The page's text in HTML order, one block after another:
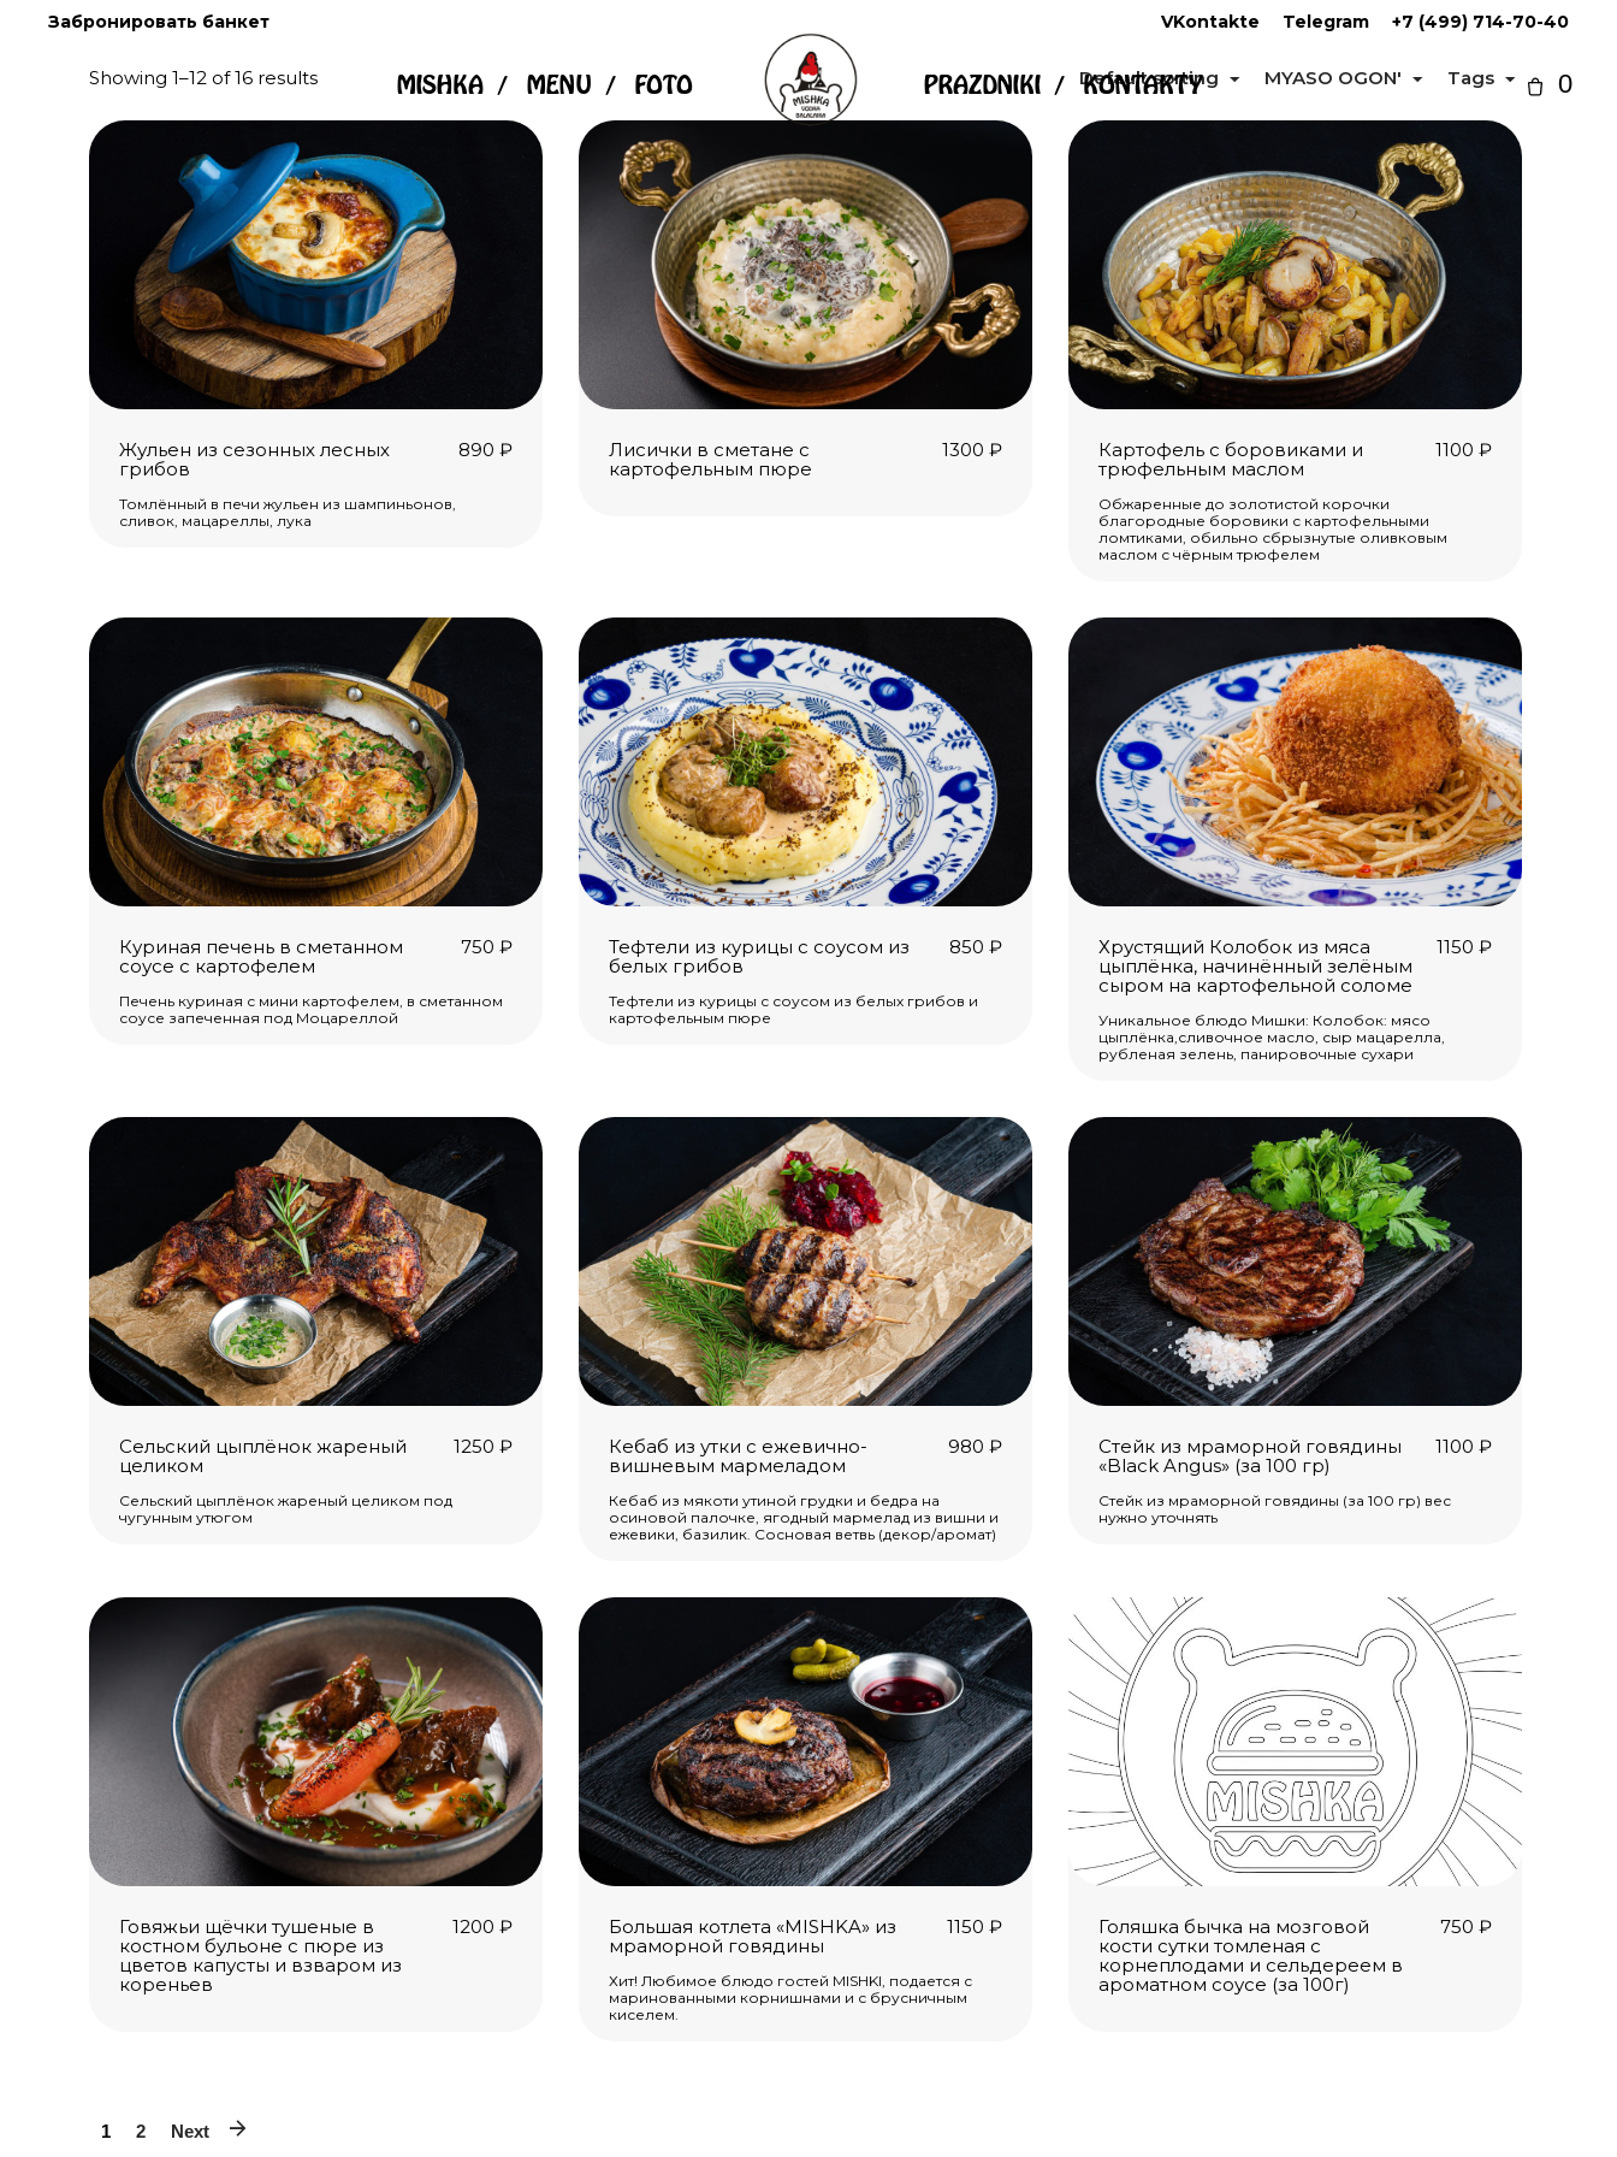
Забронировать банкет VKontakte Telegram +7 (499) 714-70-40
MISHKA MENU FOTO PRAZDNIKI KONTAKTY 0
Showing 1–12 of 16 results Default sorting MYASO OGON' Tags
Жульен из сезонных лесных
грибов
890₽
Томлённый в печи жульен из шампиньонов,
сливок, мацареллы, лука
Лисички в сметане с
картофельным пюре
1300₽
Картофель с боровиками и
трюфельным маслом
1100₽
Обжаренные до золотистой корочки
благородные боровики с картофельными
ломтиками, обильно сбрызнутые оливковым
маслом с чёрным трюфелем
Куриная печень в сметанном
соусе с картофелем
750₽
Печень куриная с мини картофелем, в сметанном
соусе запеченная под Моцареллой
Тефтели из курицы с соусом из
белых грибов
850₽
Тефтели из курицы с соусом из белых грибов и
картофельным пюре
Хрустящий Колобок из мяса
цыплёнка, начинённый зелёным
сыром на картофельной соломе
1150₽
Уникальное блюдо Мишки: Колобок: мясо
цыплёнка,сливочное масло, сыр мацарелла,
рубленая зелень, панировочные сухари
Сельский цыплёнок жареный
целиком
1250₽
Сельский цыплёнок жареный целиком под
чугунным утюгом
Кебаб из утки с ежевично-
вишневым мармеладом
980₽
Кебаб из мякоти утиной грудки и бедра на
осиновой палочке, ягодный мармелад из вишни и
ежевики, базилик. Сосновая ветвь (декор/аромат)
Стейк из мраморной говядины
«Black Angus» (за 100 гр)
1100₽
Стейк из мраморной говядины (за 100 гр) вес
нужно уточнять
Говяжьи щёчки тушеные в
костном бульоне с пюре из
цветов капусты и взваром из
кореньев
1200₽
Большая котлета «MISHKA» из
мраморной говядины
1150₽
Хит! Любимое блюдо гостей MISHKI, подается с
маринованными корнишнами и с брусничным
киселем.
Голяшка бычка на мозговой
кости сутки томленая с
корнеплодами и сельдереем в
ароматном соусе (за 100г)
750₽
1 2 Next